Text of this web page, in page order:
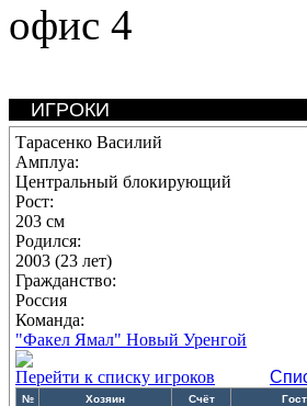
офис 4
ИГРОКИ
Тарасенко Василий
Амплуа:
Центральный блокирующий
Рост:
203 см
Родился:
2003 (23 лет)
Гражданство:
Россия
Команда:
"Факел Ямал" Новый Уренгой
Перейти к списку игроков
№ Хозяин Счёт